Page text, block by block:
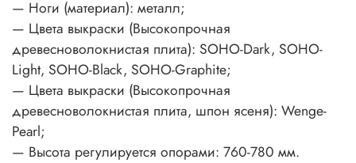
— Ноги (материал): металл;
— Цвета выкраски (Высокопрочная
древесноволокнистая плита): SOHO-Dark, SOHO-
Light, SOHO-Black, SOHO-Graphite;
— Цвета выкраски (Высокопрочная
древесноволокнистая плита, шпон ясеня): Wenge-
Pearl;
— Высота регулируется опорами: 760-780 мм.